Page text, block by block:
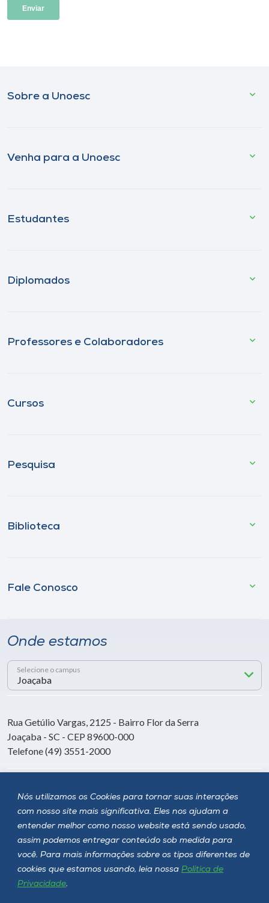
Nós utilizamos os Cookies para tornar suas interações
com nosso site mais significativa. Eles nos ajudam a
entender melhor como nosso website está sendo usado,
assim podemos entregar conteúdo sob medida para
você. Para mais informações sobre os tipos diferentes de
cookies que estamos usando, leia nossa Política de
Privacidade.
Sobre a Unoesc
Venha para a Unoesc
Estudantes
Diplomados
Professores e Colaboradores
Cursos
Pesquisa
Biblioteca
Fale Conosco
Onde estamos
Selecione o campus
Rua Getúlio Vargas, 2125 - Bairro Flor da Serra
Joaçaba - SC - CEP 89600-000
Telefone (49) 3551-2000
Siga a Unoesc